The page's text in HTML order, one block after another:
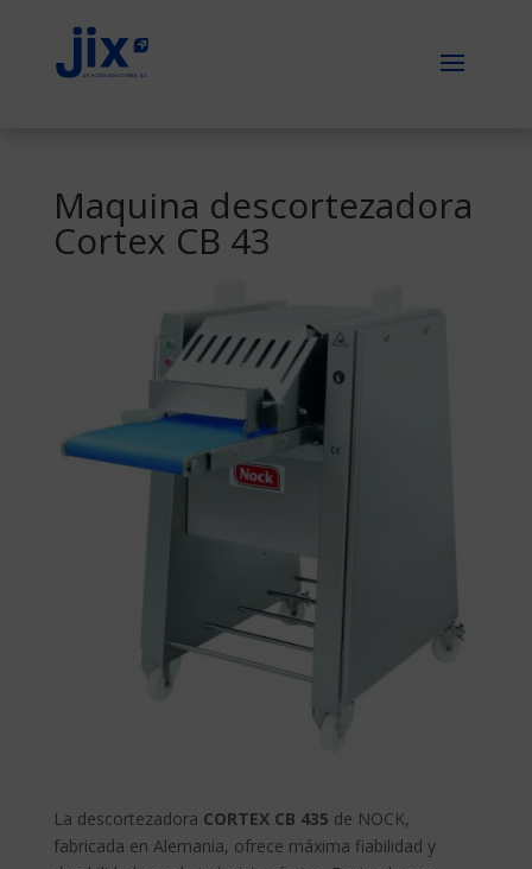
Maquina descortezadora
Cortex CB 43
La descortezadora CORTEX CB 435 de NOCK,
fabricada en Alemania, ofrece máxima fiabilidad y